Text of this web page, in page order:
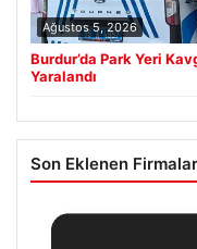
Ağustos 5, 2026
Burdur’da Park Yeri
Yaralandı
Son Eklenen Firmalar